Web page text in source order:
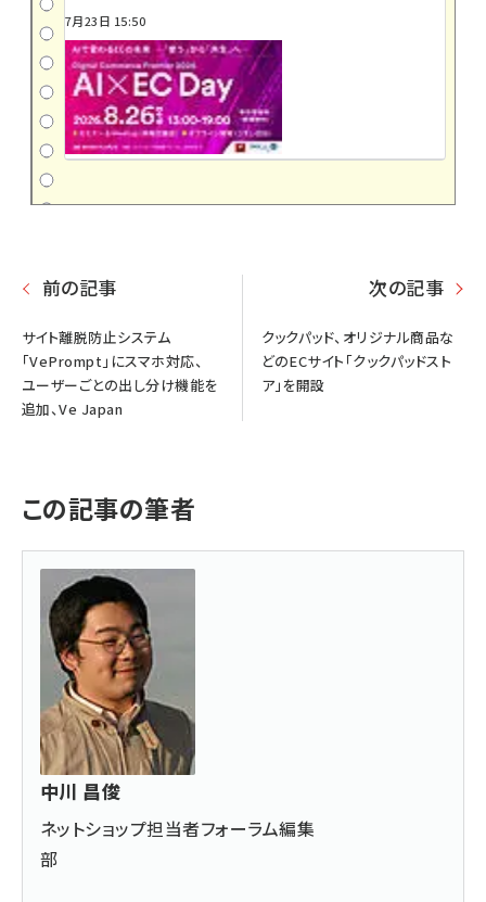
7月23日 15:50
前の記事
サイト離脱防止システム
「VePrompt」にスマホ対応、
ユーザーごとの出し分け機能を
追加、Ve Japan
次の記事
クックパッド、オリジナル商品な
どのECサイト「クックパッドスト
ア」を開設
この記事の筆者
中川 昌俊
ネットショップ担当者フォーラム編集
部